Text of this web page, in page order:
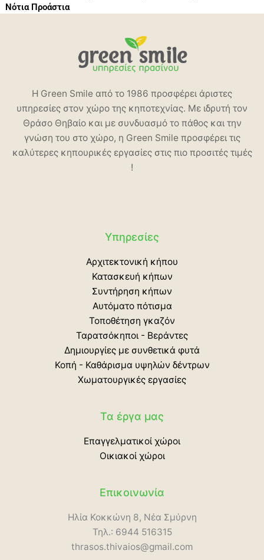
Νότια Προάστια
Η Green Smile από το 1986 προσφέρει άριστες
υπηρεσίες στον χώρο της κηποτεχνίας. Με ιδρυτή τον
Θράσο Θηβαίο και με συνδυασμό το πάθος και την
γνώση του στο χώρο, η Green Smile προσφέρει τις
καλύτερες κηπουρικές εργασίες στις πιο προσιτές τιμές
!
Υπηρεσίες
Αρχιτεκτονική κήπου
Κατασκευή κήπων
Συντήρηση κήπων
Αυτόματο πότισμα
Τοποθέτηση γκαζόν
Ταρατσόκηποι - Βεράντες
Δημιουργίες με συνθετικά φυτά
Κοπή - Καθάρισμα υψηλών δέντρων
Χωματουργικές εργασίες
Τα έργα μας
Επαγγελματικοί χώροι
Οικιακοί χώροι
Επικοινωνία
Ηλία Κοκκώνη 8, Νέα Σμύρνη
Τηλ.: 6944 516315
thrasos.thivaios@gmail.com